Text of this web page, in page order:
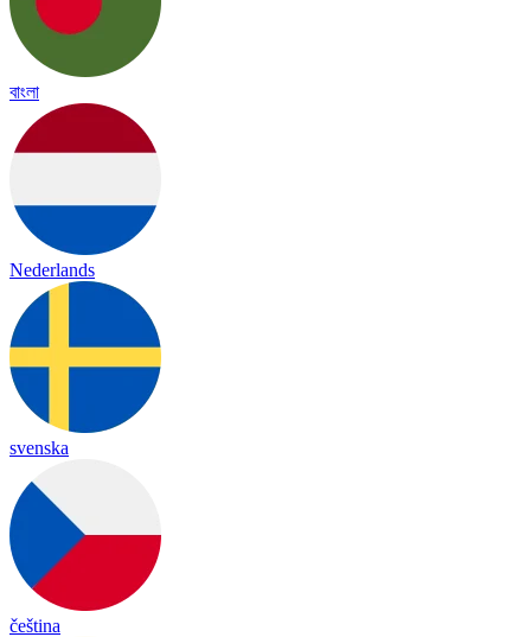
বাংলা
Nederlands
svenska
čeština